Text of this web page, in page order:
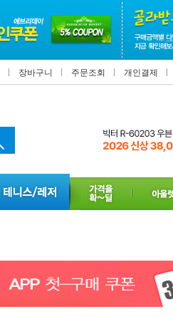
장바구니 주문조회 개인결제